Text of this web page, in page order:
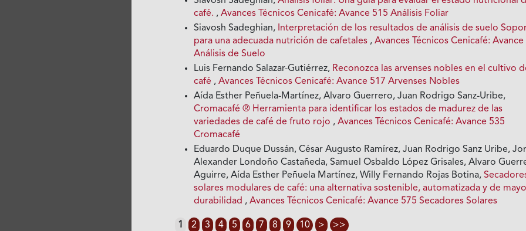
café. ,Avances Técnicos Cenicafé: Avance 515 Análisis Foliar
Siavosh Sadeghian, Interpretación de los resultados de análisis de suelo
para una adecuada nutrición de cafetales ,Avances Técnicos Cenicafé: Avance
Análisis de Suelo
Luis Fernando Salazar-Gutiérrez, Reconozca las arvenses nobles en el cultivo
café ,Avances Técnicos Cenicafé: Avance 517 Arvenses Nobles
Aída Esther Peñuela-Martínez, Alvaro Guerrero, Juan Rodrigo Sanz-Uribe,
Cromacafé ® Herramienta para identificar los estados de madurez de las
variedades de café de fruto rojo ,Avances Técnicos Cenicafé: Avance 535
Cromacafé
Eduardo Duque Dussán, César Augusto Ramírez, Juan Rodrigo Sanz Uribe,
Alexander Londoño Castañeda, Samuel Osbaldo López Grisales, Alvaro
Aguirre, Aída Esther Peñuela Martínez, Willy Fernando Rojas Botina,
solares modulares de café: una alternativa sostenible, automatizada y de
durabilidad ,Avances Técnicos Cenicafé: Avance 575 Secadores Solares
1 2 3 4 5 6 7 8 9 10 > >>